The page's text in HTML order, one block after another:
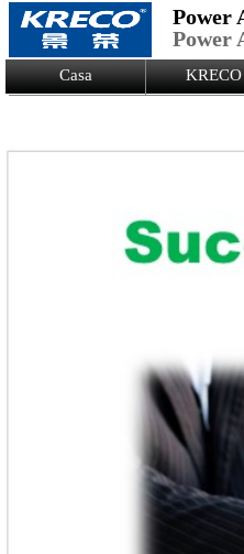
Logo Picture
Power
Power
Casa KRECO